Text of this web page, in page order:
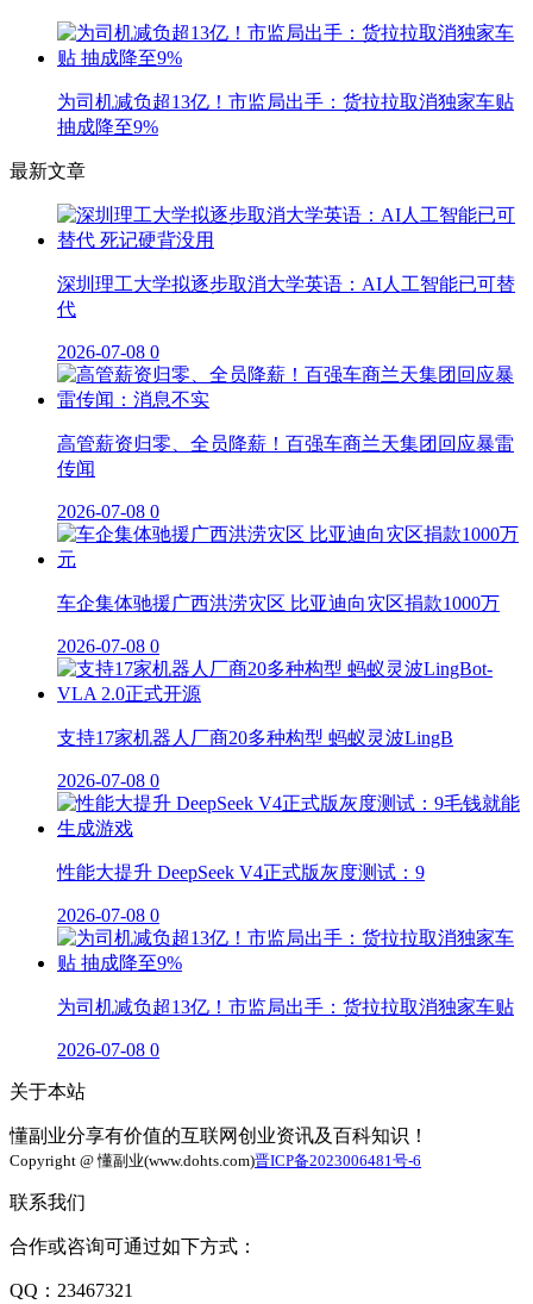
为司机减负超13亿！市监局出手：货拉拉取消独家车贴
抽成降至9%
最新文章
深圳理工大学拟逐步取消大学英语：AI人工智能已可替
代
2026-07-08 0
高管薪资归零、全员降薪！百强车商兰天集团回应暴雷
传闻
2026-07-08 0
车企集体驰援广西洪涝灾区 比亚迪向灾区捐款1000万
2026-07-08 0
支持17家机器人厂商20多种构型 蚂蚁灵波LingB
2026-07-08 0
性能大提升 DeepSeek V4正式版灰度测试：9
2026-07-08 0
为司机减负超13亿！市监局出手：货拉拉取消独家车贴
2026-07-08 0
关于本站
懂副业分享有价值的互联网创业资讯及百科知识！
Copyright @ 懂副业(www.dohts.com)晋ICP备2023006481号-6
联系我们
合作或咨询可通过如下方式：
QQ：23467321